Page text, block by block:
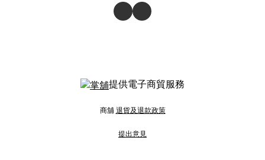
提供電子商貿服務
商舖 退貨及退款政策
提出意見